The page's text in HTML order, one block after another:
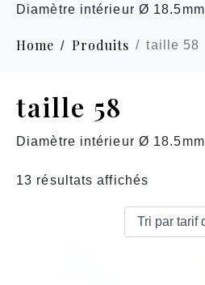
Diamètre intérieur Ø 18.5mm
Home Produits taille 58
taille 58
Diamètre intérieur Ø 18.5mm
13 résultats affichés